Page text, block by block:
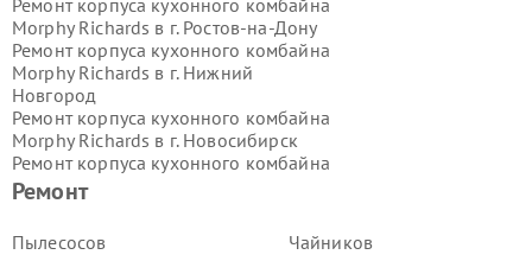
Ремонт
Пылесосов
Чайников
Morphy Richards в г. Ростов-на-Дону
Ремонт корпуса кухонного комбайна
Morphy Richards в г. Нижний
Новгород
Ремонт корпуса кухонного комбайна
Morphy Richards в г. Новосибирск
Ремонт корпуса кухонного комбайна
Morphy Richards в г.
Ремонт корпуса кухонного комбайна
Ремонт корпуса кухонного комбайна